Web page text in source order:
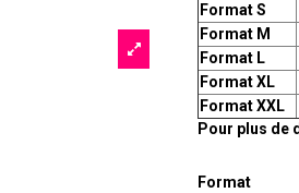
Format S
Format M
Format L
Format XL
Format XXL
Pour plus de
Format